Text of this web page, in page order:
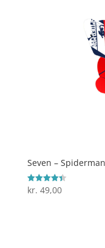
Seven –
Vurderet
4.4
kr. 49,00